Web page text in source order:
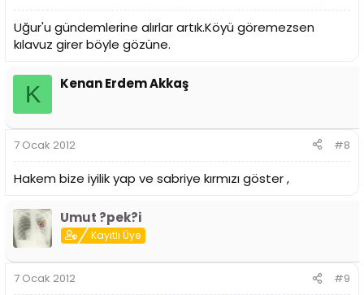
Uğur'u gündemlerine alırlar artık.Köyü göremezsen
kılavuz girer böyle gözüne.
K Kenan Erdem Akkaş
7 Ocak 2012 #8
Hakem bize iyilik yap ve sabriye kırmızı göster ,
Umut ?pek?i
Kayıtlı Üye
7 Ocak 2012 #9